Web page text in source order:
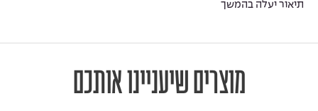
תיאור יעלה בהמשך
מוצרים שיעניינו אותכם